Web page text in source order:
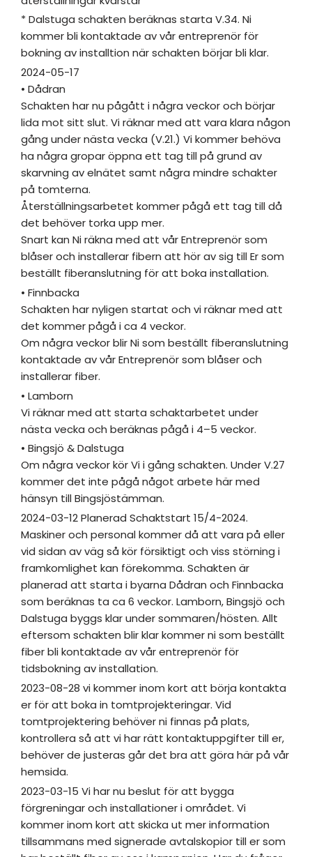
* Dalstuga schakten beräknas starta V.34. Ni
kommer bli kontaktade av vår entreprenör för
bokning av installtion när schakten börjar bli klar.
2024-05-17
• Dådran
Schakten har nu pågått i några veckor och börjar
lida mot sitt slut. Vi räknar med att vara klara någon
gång under nästa vecka (V.21.) Vi kommer behöva
ha några gropar öppna ett tag till på grund av
skarvning av elnätet samt några mindre schakter
på tomterna.
Återställningsarbetet kommer pågå ett tag till då
det behöver torka upp mer.
Snart kan Ni räkna med att vår Entreprenör som
blåser och installerar fibern att hör av sig till Er som
beställt fiberanslutning för att boka installation.
• Finnbacka
Schakten har nyligen startat och vi räknar med att
det kommer pågå i ca 4 veckor.
Om några veckor blir Ni som beställt fiberanslutning
kontaktade av vår Entreprenör som blåser och
installerar fiber.
• Lamborn
Vi räknar med att starta schaktarbetet under
nästa vecka och beräknas pågå i 4–5 veckor.
• Bingsjö & Dalstuga
Om några veckor kör Vi i gång schakten. Under V.27
kommer det inte pågå något arbete här med
hänsyn till Bingsjöstämman.
2024-03-12 Planerad Schaktstart 15/4-2024.
Maskiner och personal kommer då att vara på eller
vid sidan av väg så kör försiktigt och viss störning i
framkomlighet kan förekomma. Schakten är
planerad att starta i byarna Dådran och Finnbacka
som beräknas ta ca 6 veckor. Lamborn, Bingsjö och
Dalstuga byggs klar under sommaren/hösten. Allt
eftersom schakten blir klar kommer ni som beställt
fiber bli kontaktade av vår entreprenör för
tidsbokning av installation.
2023-08-28 vi kommer inom kort att börja kontakta
er för att boka in tomtprojekteringar. Vid
tomtprojektering behöver ni finnas på plats,
kontrollera så att vi har rätt kontaktuppgifter till er,
behöver de justeras går det bra att göra här på vår
hemsida.
2023-03-15 Vi har nu beslut för att bygga
förgreningar och installationer i området. Vi
kommer inom kort att skicka ut mer information
tillsammans med signerade avtalskopior till er som